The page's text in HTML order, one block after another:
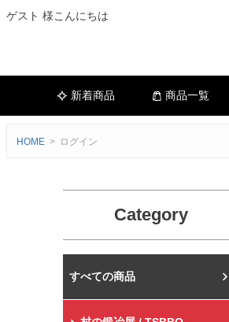
ゲスト 様こんにちは
新着商品 商品一覧
HOME ログイン
Category
村の鍛冶屋本店